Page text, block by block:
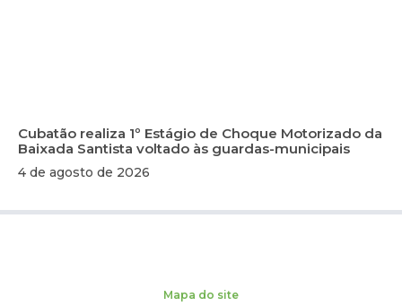
Cubatão realiza 1º Estágio de Choque Motorizado da
Baixada Santista voltado às guardas-municipais
4 de agosto de 2026
Mapa do site